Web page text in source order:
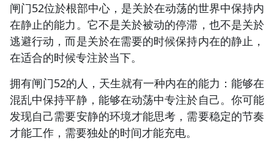
闸门52位於根部中心，是关於在动荡的世界中保持内
在静止的能力。它不是关於被动的停滞，也不是关於
逃避行动，而是关於在需要的时候保持内在的静止，
在适合的时候专注於当下。
拥有闸门52的人，天生就有一种内在的能力：能够在
混乱中保持平静，能够在动荡中专注於自己。你可能
发现自己需要安静的环境才能思考，需要稳定的节奏
才能工作，需要独处的时间才能充电。